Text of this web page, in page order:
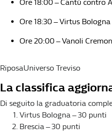
Ore 18:00 – Cantù contro
Ore 18:30 – Virtus
Ore 20:00 – Vanoli
RiposaUniverso Treviso
La classifica
Di seguito la graduatoria
Virtus Bologna – 30 punti
Brescia – 30 punti